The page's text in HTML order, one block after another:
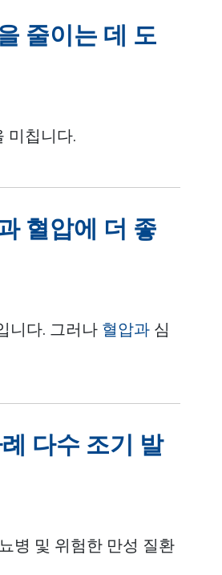
줄이는 데 도
미칩니다.
혈압에 더 좋
니다. 그러나 혈압과 심
다수 조기 발
병 및 위험한 만성 질환